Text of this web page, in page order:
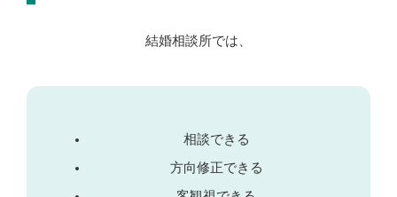
結婚相談所では、
相談できる
方向修正できる